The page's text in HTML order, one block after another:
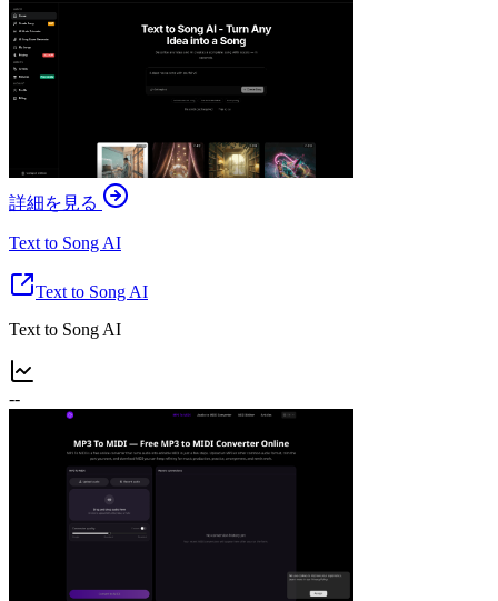
詳細を見る
Text to Song AI
Text to Song AI
Text to Song AI
--